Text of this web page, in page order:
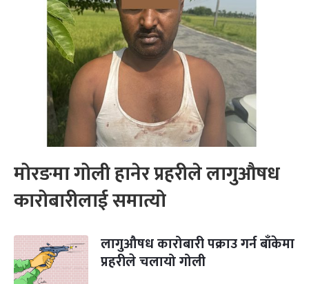
मोरङमा गोली हानेर प्रहरीले लागुऔषध
कारोबारीलाई समात्यो
लागुऔषध कारोबारी पक्राउ गर्न बाँकेमा
प्रहरीले चलायो गोली